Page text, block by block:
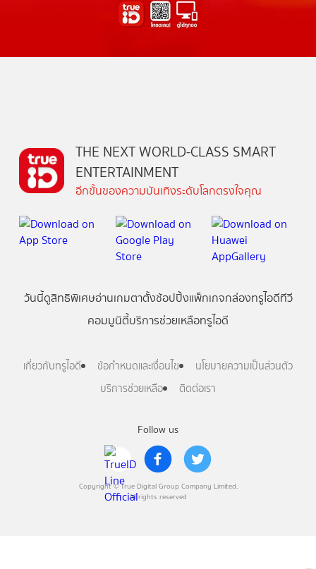
Follow us
Copyright © True Digital Group Company Limited.
All rights reserved
THE NEXT WORLD-CLASS SMART
ENTERTAINMENT
อีกขั้นของความบันเทิงระดับโลกตรงใจคุณ
วันนี้ดูสิทธิพิเศษอ่านเกมตาตั้งช้อปปิ้งแพ็กเกจกล่องทรูไอดีทีวี
คอมมูนิตี้บริการช่วยเหลือทรูไอดี
เกี่ยวกับทรูไอดี ข้อกำหนดและเงื่อนไข
นโยบายความเป็นส่วนตัว
บริการช่วยเหลือ
ติดต่อเรา